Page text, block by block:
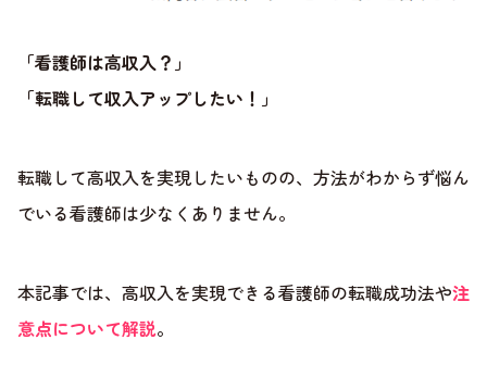
「看護師は高収入？」
「転職して収入アップしたい！」
転職して高収入を実現したいものの、方法がわからず悩ん
でいる看護師は少なくありません。
本記事では、高収入を実現できる看護師の転職成功法や注
意点について解説。